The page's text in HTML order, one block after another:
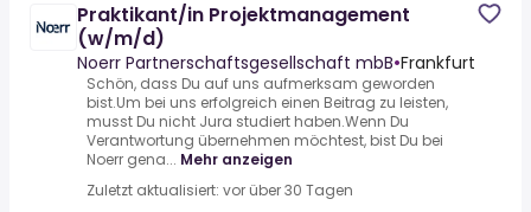
Praktikant/in Projektmanagement
(w/m/d)
Noerr Partnerschaftsgesellschaft mbB•Frankfurt
Schön, dass Du auf uns aufmerksam geworden
bist.Um bei uns erfolgreich einen Beitrag zu leisten,
musst Du nicht Jura studiert haben.Wenn Du
Verantwortung übernehmen möchtest, bist Du bei
Noerr gena... Mehr anzeigen
Zuletzt aktualisiert: vor über 30 Tagen